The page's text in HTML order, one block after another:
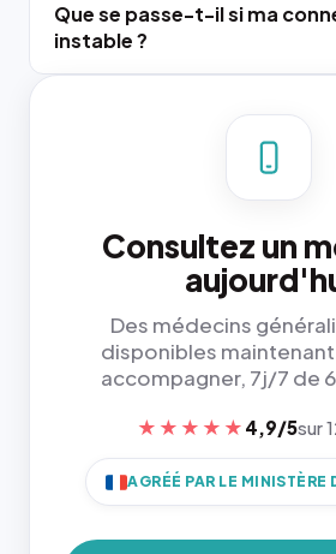
Que se passe-t-il si ma
instable ?
Consultez un
Des médecins
disponibles
accompagner, 7j/7 de
★★★★★ 4,9/5sur
AGRÉÉ PAR LE MINISTÈRE